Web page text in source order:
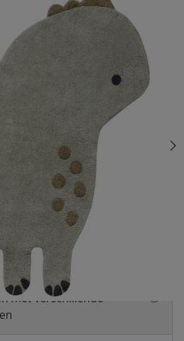
| 95 X 120
KLIK EN BESTEL
dezelfde dag
delen
met verschillende